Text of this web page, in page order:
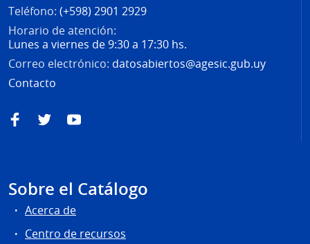
Teléfono: (+598) 2901 2929
Horario de atención:
Lunes a viernes de 9:30 a 17:30 hs.
Correo electrónico: datosabiertos@agesic.gub.uy
Contacto
FacebookTwitterYouTube
Sobre el Catálogo
Acerca de
Centro de recursos